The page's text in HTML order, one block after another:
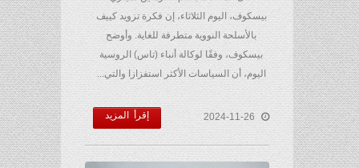
بيسكوف، اليوم الثلاثاء، إن فكرة تزويد كييف
بالأسلحة النووية متطرفة للغاية. وأوضح
بيسكوف، وفقًا لوكالة أنباء (تاس) الروسية
اليوم، أن السياسات الأكثر استفزازا والتي...
2024-11-26 إقرأ المزيد